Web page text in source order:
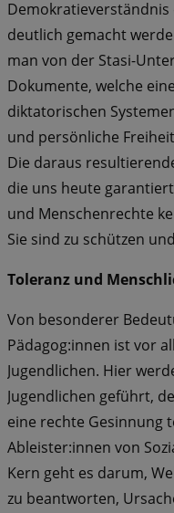
deutlich gemacht
man von der Stasi-
Dokumente, welche
diktatorischen
und persönliche
Die daraus
die uns heute
und Menschenrechte
Sie sind zu schützen
Toleranz und
Von besonderer
Pädagog:innen ist vor
Jugendlichen. Hier
Jugendlichen geführt,
eine rechte Gesinnung
Ableister:innen von
Kern geht es darum,
zu beantworten,